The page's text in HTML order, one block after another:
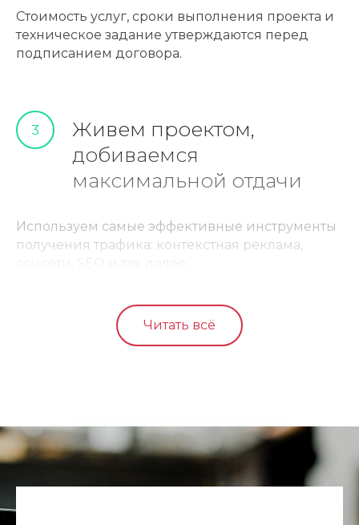
Стоимость услуг, сроки выполнения проекта и
техническое задание утверждаются перед
подписанием договора.
3
Живем проектом,
добиваемся
максимальной отдачи
Используем самые эффективные инструменты
получения трафика: контекстная реклама,
Читать всё